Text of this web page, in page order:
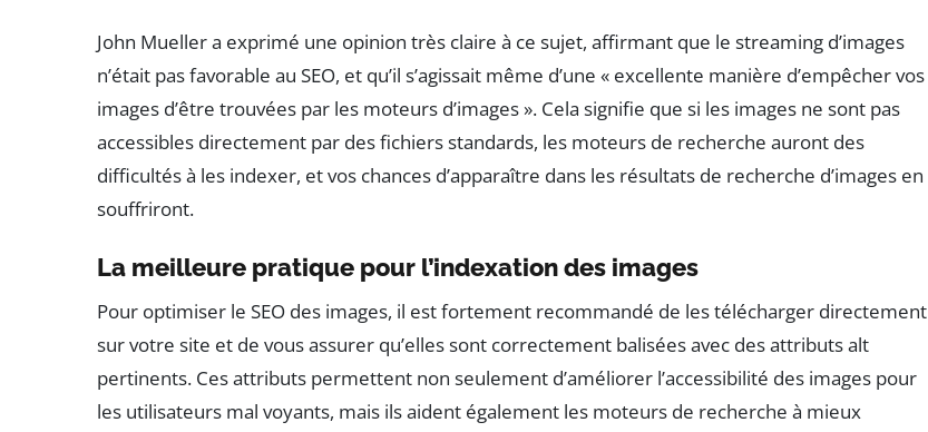
John Mueller a exprimé une opinion très claire à ce sujet, affirmant que le streaming d’images
n’était pas favorable au SEO, et qu’il s’agissait même d’une « excellente manière d’empêcher vos
images d’être trouvées par les moteurs d’images ». Cela signifie que si les images ne sont pas
accessibles directement par des fichiers standards, les moteurs de recherche auront des
difficultés à les indexer, et vos chances d’apparaître dans les résultats de recherche d’images en
souffriront.
La meilleure pratique pour l’indexation des images
Pour optimiser le SEO des images, il est fortement recommandé de les télécharger directement
sur votre site et de vous assurer qu’elles sont correctement balisées avec des attributs alt
pertinents. Ces attributs permettent non seulement d’améliorer l’accessibilité des images pour
les utilisateurs mal voyants, mais ils aident également les moteurs de recherche à mieux